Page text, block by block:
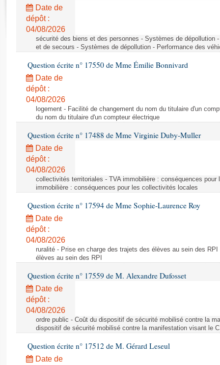
Rapports législatifs
Rapports sur l'application des lois
Baromètre de l’application des lois
Dossiers législatifs
Budget et sécurité sociale
Questions écrites et orales
Comptes rendus des débats
Date de
dépôt :
04/08/2026
sécurité des biens et des personnes - Systèmes de dépollution
et de secours - Systèmes de dépollution - Performance des
Question écrite n° 17550 de Mme Émilie Bonnivard
Date de
dépôt :
04/08/2026
logement - Facilité de changement du nom du titulaire d'un
du nom du titulaire d'un compteur électrique
Question écrite n° 17488 de Mme Virginie Duby-Muller
Date de
dépôt :
04/08/2026
collectivités territoriales - TVA immobilière : conséquences
immobilière : conséquences pour les collectivités locales
Question écrite n° 17594 de Mme Sophie-Laurence Roy
Date de
dépôt :
04/08/2026
ruralité - Prise en charge des trajets des élèves au sein des
élèves au sein des RPI
Question écrite n° 17559 de M. Alexandre Dufosset
Date de
dépôt :
04/08/2026
ordre public - Coût du dispositif de sécurité mobilisé contre la
dispositif de sécurité mobilisé contre la manifestation visant le
Question écrite n° 17512 de M. Gérard Leseul
Date de